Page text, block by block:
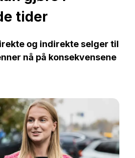
tider
og indirekte selger til
nå på konsekvensene